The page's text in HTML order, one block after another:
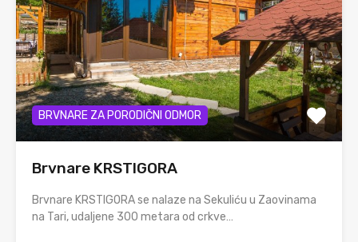
BRVNARE ZA PORODIČNI ODMOR
Brvnare KRSTIGORA
Brvnare KRSTIGORA se nalaze na Sekuliću u Zaovinama
na Tari, udaljene 300 metara od crkve…